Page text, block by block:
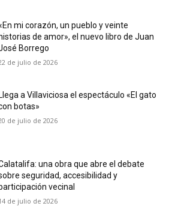
mi corazón, un pueblo y veinte
historias de amor», el nuevo libro de Juan
Borrego
de julio de 2026
Llega a Villaviciosa el espectáculo «El gato
botas»
de julio de 2026
una obra que abre el debate
seguridad, accesibilidad y
vecinal
de julio de 2026